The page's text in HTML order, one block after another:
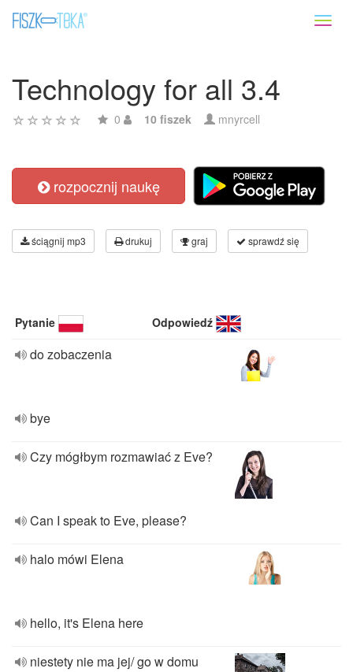
Technology for all 3.4
0 10 fiszek mnyrcell
rozpocznij naukę
ściągnij mp3 drukuj graj sprawdź się
Pytanie Odpowiedź
do zobaczenia
bye
Czy mógłbym rozmawiać z Eve?
Can I speak to Eve, please?
halo mówi Elena
hello, it's Elena here
niestety nie ma jej/ go w domu